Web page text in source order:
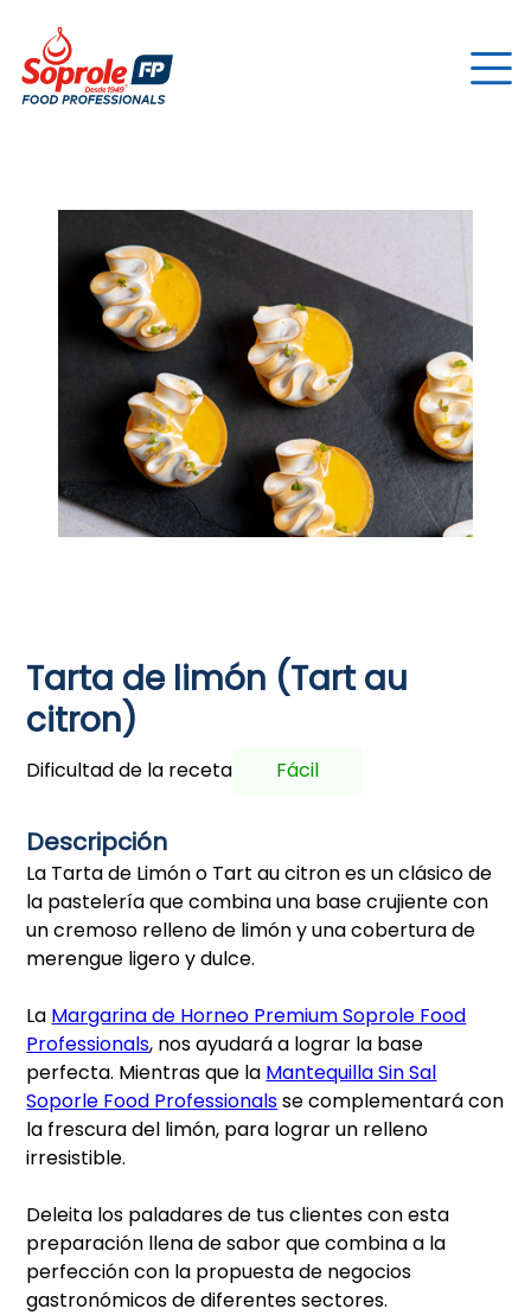
Tarta de limón (Tart au
citron)
Dificultad de la receta Fácil
Descripción
La Tarta de Limón o Tart au citron es un clásico de
la pastelería que combina una base crujiente con
un cremoso relleno de limón y una cobertura de
merengue ligero y dulce.
La Margarina de Horneo Premium Soprole Food
Professionals, nos ayudará a lograr la base
perfecta. Mientras que la Mantequilla Sin Sal
Soporle Food Professionalsse complementará con
la frescura del limón, para lograr un relleno
irresistible.
Deleita los paladares de tus clientes con esta
preparación llena de sabor que combina a la
perfección con la propuesta de negocios
gastronómicos de diferentes sectores.